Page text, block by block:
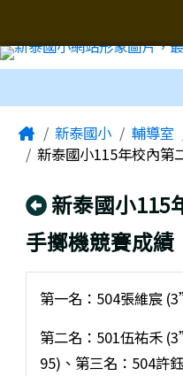
Home新泰國小 輔導室
新泰國小115年校內第
回上頁
新泰國小115
手擲機競賽成績
第一名：504張維宸
第二名：501伍祐禾
95)、第三名：504許